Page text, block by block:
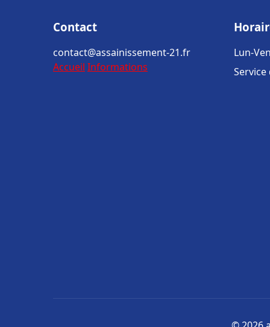
Contact
contact@assainissement-21.fr
Accueil Informations
Lun-